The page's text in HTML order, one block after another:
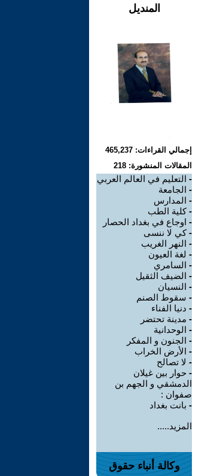
المنديل
إجمالي القراءات: 465,237
المقالات المنشورة: 218
- التعليم في العالم العربي
- الجامعة
- المدارس
-كلية الطب
- اوجاع في بغداد الحصار
-كي لا ننسى
- النهر الغريب
- لغة العيون
- السامري
- الضيف الثقيل
- النسيان
- سقوط الصنم
- دنيا الفناء
- مدينة تحتضر
- الوحدانية
- الجنون و المفكر
- الأرض الخراب
- لا تصالح
- حوار بين غيلان
الدمشقي و الجهم بن
صفوان :
- بانت بغداد
المزيد.....
وكالة أنباء حقوق